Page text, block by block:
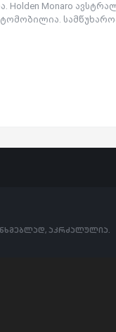
Monaro
აკრძალულია.